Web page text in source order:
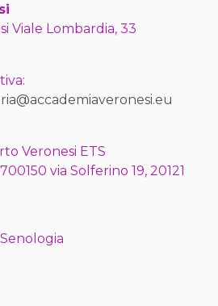
Viale Lombardia, 33
Veronesi ETS
via Solferino 19, 20121